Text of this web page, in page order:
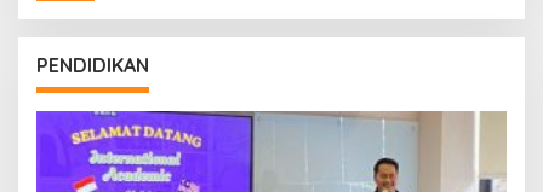
PENDIDIKAN